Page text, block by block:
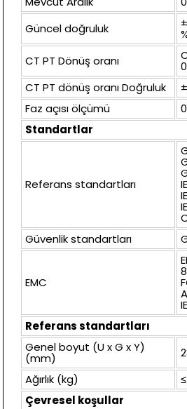
Güncel doğruluk
CT PT Dönüş oranı
CT PT dönüş oranı Doğruluk
Faz açısı ölçümü
Standartlar
Referans standartları
Güvenlik standartları
EMC
Referans standartları
Genel boyut (U x G x Y)
(mm)
Ağırlık (kg)
Çevresel koşullar